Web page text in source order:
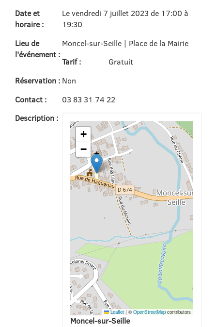
Date et
horaire :
Le vendredi 7 juillet 2023 de 17:00 à
19:30
Lieu de
l'événement :
Moncel-sur-Seille | Place de la Mairie
Tarif :
Gratuit
Réservation : Non
Contact :
03 83 31 74 22
Description :
+
−
Leaflet | ©OpenStreetMap contributors
Moncel-sur-Seille